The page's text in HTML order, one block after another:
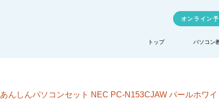
オンライン
トップ パソコン
あんしんパソコンセット NEC PC-N153CJAW パールホワイ